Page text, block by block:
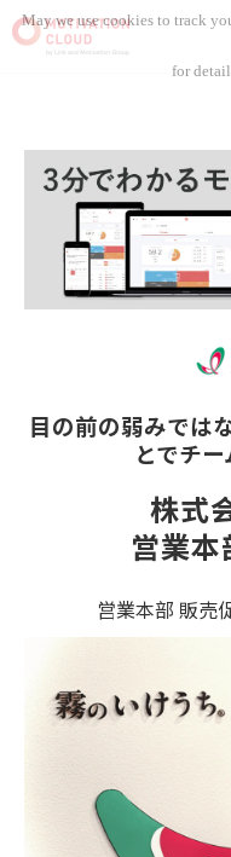
組
目の前の弱みでは
とでチ
株式
営業
営業本部 販
May we use cookies to track
for